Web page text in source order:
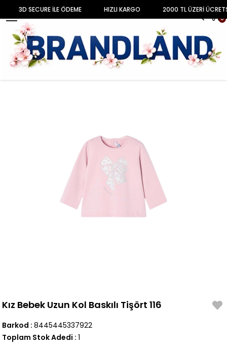
0
Anasayfa BEBEK KIZ BEBEK Takım Set Kız Bebek Uzun Kol Baskılı Tişört 116
Kız Bebek Uzun Kol Baskılı Tişört 116
Barkod : 8445445337922
Toplam Stok Adedi : 1
3D SECURE İLE ÖDEME HIZLI KARGO 2000 TL ÜZERİ